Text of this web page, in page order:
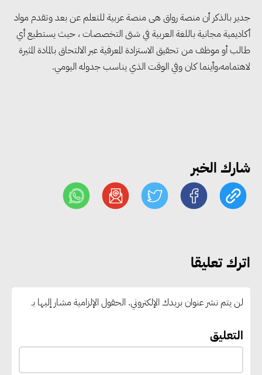
جدير بالذكر أن منصة رواق هى منصة عربية للتعلم عن بعد وتقدم مواد
أكاديمية مجانية باللغة العربية في شتى التخصصات ، حيث يستطيع أي
طالب أو موظف من تحقيق الاستزادة المعرفية عبر الالتحاق بالمادة المثيرة
لاهتمامه،وأينما كان وفي الوقت الذي يناسب جدوله اليومي.
شارك الخبر
اترك تعليقا
لن يتم نشر عنوان بريدك الإلكتروني. الحقول الإلزامية مشار إليها بـ
التعليق
مجلس الوزراء: تراجع معدل
البطالة في مصر إلى 5.8% خلال
الربع الثاني من 2026
رغبات المرحلة الأولى.. والوزارة تدعو
الطلاب إلى سرعة التسجيل وعدم
يعمل على تطوير موقعه الإلكتروني